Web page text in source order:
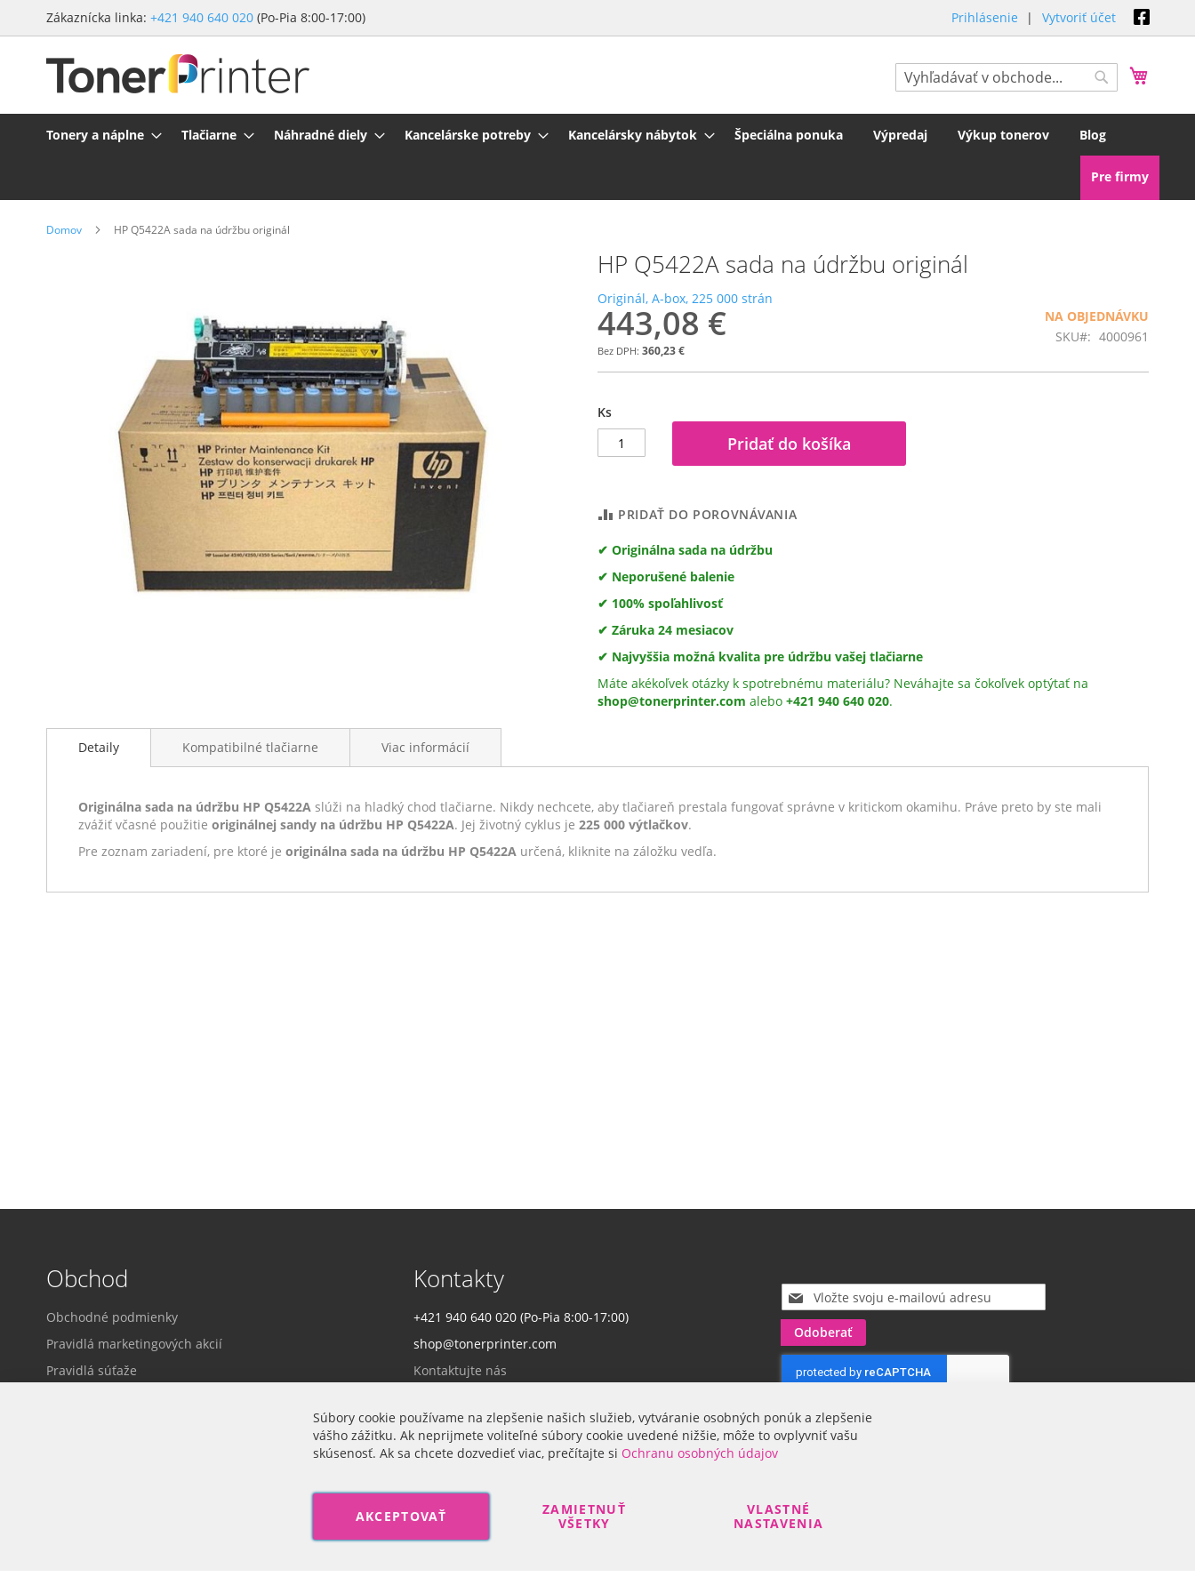
Preskočiť
na
Prihlásenie Vytvoriť účet
Zákaznícka linka: +421 940 640 020 (Po-Pia 8:00-17:00)
Hľadať
Tonery a náplne Tlačiarne Náhradné diely Kancelárske potreby Kancelársky nábytok Špeciálna ponuka Výpredaj Výkup tonerov Blog
Pre firmy
Domov HP Q5422A sada na údržbu originál
HP Q5422A sada na údržbu originál
Originál, A-box, 225 000 strán
443,08 €
360,23 €
NA OBJEDNÁVKU
SKU
4000961
Ks
Pridať do košíka
PRIDAŤ DO POROVNÁVANIA
✔ Originálna sada na údržbu
✔ Neporušené balenie
✔ 100% spoľahlivosť
✔ Záruka 24 mesiacov
✔ Najvyššia možná kvalita pre údržbu vašej tlačiarne
Máte akékoľvek otázky k spotrebnému materiálu? Neváhajte sa čokoľvek optýtať na
shop@tonerprinter.com alebo +421 940 640 020.
galérie
obrázkovDetaily
Originálna sada na údržbu HP Q5422A slúži na hladký chod tlačiarne. Nikdy nechcete, aby tlačiareň prestala fungovať správne v kritickom okamihu. Práve preto by ste mali
zvážiť včasné použitie originálnej sandy na údržbu HP Q5422A. Jej životný cyklus je 225 000 výtlačkov.
Pre zoznam zariadení, pre ktoré je originálna sada na údržbu HP Q5422A určená, kliknite na záložku vedľa.
Kompatibilné tlačiarne Viac informácií
Obchod
Obchodné podmienky
Pravidlá marketingových akcií
Pravidlá súťaže
Kontakty
+421 940 640 020 (Po-Pia 8:00-17:00)
shop@tonerprinter.com
Kontaktujte nás
Firma
r
h
á
t
e
a
o
Odoberať
Súbory cookie používame na zlepšenie našich služieb, vytváranie osobných ponúk a zlepšenie
vášho zážitku. Ak neprijmete voliteľné súbory cookie uvedené nižšie, môže to ovplyvniť vašu
skúsenosť. Ak sa chcete dozvedieť viac, prečítajte si Ochranu osobných údajov
AKCEPTOVAŤ
ZAMIETNUŤ
VŠETKY
VLASTNÉ
NASTAVENIA